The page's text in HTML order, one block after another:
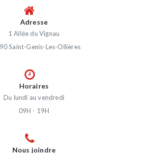
Adresse
1 Allée du Vignau
Saint-Genis-Les-Ollières
Horaires
Du lundi au vendredi
09H - 19H
Nous joindre